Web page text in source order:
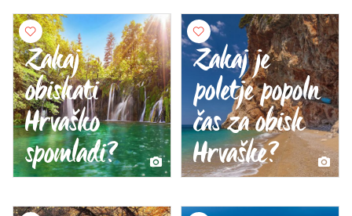
Zakaj
obiskati
Hrvaško
spomladi?
Zakaj je
poletje popoln
čas za obisk
Hrvaške?